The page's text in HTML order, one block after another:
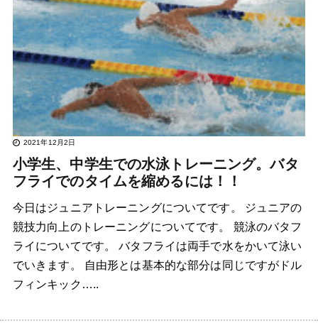
2021年12月2日
小学生、中学生での水泳トレーニング。バタ
フライでのタイムを縮めるには！！
今日はジュニアトレーニングについてです。 ジュニアの
競技力向上のトレーニングについてです。 競泳のバタフ
ライについてです。 バタフライは両手で水をかいて泳い
でいきます。 自由形とは基本的な部分は同じですがドル
フィンキック…..